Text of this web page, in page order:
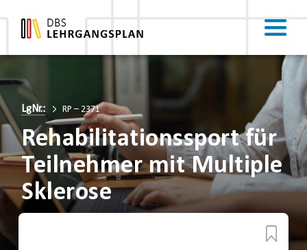
LgNr.: RP – 2371
Rehabilitationssport für
Teilnehmer mit Multiple
Sklerose